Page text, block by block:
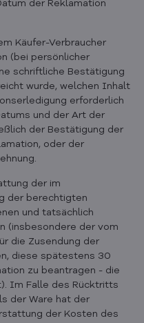
der Reklamation
Käufer-Verbraucher
(bei persönlicher
schriftliche Bestätigung
wurde, welchen Inhalt
erforderlich
und der Art der
der Bestätigung der
oder der
der im
der berechtigten
und tatsächlich
(insbesondere der vom
die Zusendung der
diese spätestens 30
zu beantragen - die
Im Falle des Rücktritts
der Ware hat der
der Kosten des